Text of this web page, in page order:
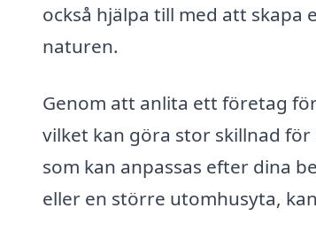
också hjälpa till med att
naturen.
Genom att anlita ett företag
vilket kan göra stor skillnad
som kan anpassas efter dina
eller en större utomhusyta,